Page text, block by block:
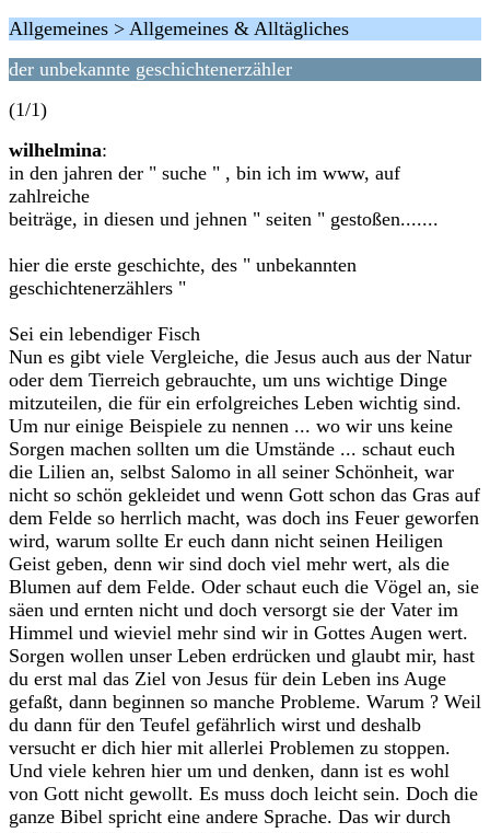
Allgemeines > Allgemeines & Alltägliches
der unbekannte geschichtenerzähler
(1/1)
wilhelmina:
in den jahren der " suche " , bin ich im www, auf
zahlreiche
beiträge, in diesen und jehnen " seiten " gestoßen.......
hier die erste geschichte, des " unbekannten
geschichtenerzählers "
Sei ein lebendiger Fisch
Nun es gibt viele Vergleiche, die Jesus auch aus der Natur
oder dem Tierreich gebrauchte, um uns wichtige Dinge
mitzuteilen, die für ein erfolgreiches Leben wichtig sind.
Um nur einige Beispiele zu nennen ... wo wir uns keine
Sorgen machen sollten um die Umstände ... schaut euch
die Lilien an, selbst Salomo in all seiner Schönheit, war
nicht so schön gekleidet und wenn Gott schon das Gras auf
dem Felde so herrlich macht, was doch ins Feuer geworfen
wird, warum sollte Er euch dann nicht seinen Heiligen
Geist geben, denn wir sind doch viel mehr wert, als die
Blumen auf dem Felde. Oder schaut euch die Vögel an, sie
säen und ernten nicht und doch versorgt sie der Vater im
Himmel und wieviel mehr sind wir in Gottes Augen wert.
Sorgen wollen unser Leben erdrücken und glaubt mir, hast
du erst mal das Ziel von Jesus für dein Leben ins Auge
gefaßt, dann beginnen so manche Probleme. Warum ? Weil
du dann für den Teufel gefährlich wirst und deshalb
versucht er dich hier mit allerlei Problemen zu stoppen.
Und viele kehren hier um und denken, dann ist es wohl
von Gott nicht gewollt. Es muss doch leicht sein. Doch die
ganze Bibel spricht eine andere Sprache. Das wir durch